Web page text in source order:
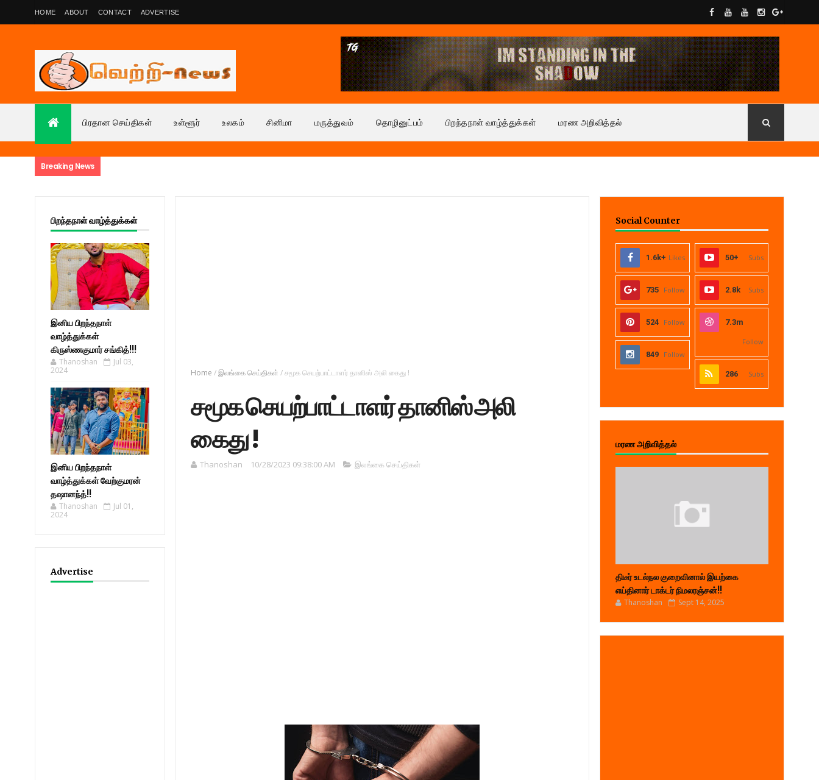
HOME ABOUT CONTACT ADVERTISE
பிரதான செய்திகள் உள்ளூர் உலகம் சினிமா மருத்துவம் தொழினுட்பம் பிறந்தநாள் வாழ்த்துக்கள் மரண அறிவித்தல்
Breaking News
பிறந்தநாள் வாழ்த்துக்கள்
இனிய பிறந்தநாள்
வாழ்த்துக்கள்
கிருஸ்ணகுமார் சங்கித்!!!
Thanoshan
Jul 03,
2024
இனிய பிறந்தநாள்
வாழ்த்துக்கள் வேற்குமரன்
தஷானந்த்!!
Thanoshan
Jul 01,
2024
Advertise
Home /இலங்கை செய்திகள் /சமூக செயற்பாட்டாளர் தானிஸ் அலி கைது !
சமூக செயற்பாட்டாளர் தானிஸ் அலி
கைது !
Thanoshan 10/28/2023 09:38:00 AM இலங்கை செய்திகள்
Social Counter
1.6k+ Likes 50+ Subs
735 Follow 2.8k Subs
524 Follow 7.3m
Follow
849 Follow
286 Subs
மரண அறிவித்தல்
திடீர் உடல்நல குறைவினால் இயற்கை
எய்தினார் டாக்டர் நிமலரஞ்சன்!!
Thanoshan Sept 14, 2025